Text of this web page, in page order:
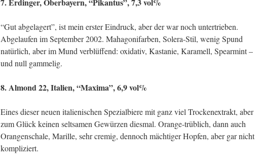
7. Erdinger, Oberbayern, “Pikantus”, 7,3 vol%
“Gut abgelagert”, ist mein erster Eindruck, aber der war noch untertrieben.
Abgelaufen im September 2002. Mahagonifarben, Solera-Stil, wenig Spund
natürlich, aber im Mund verblüffend: oxidativ, Kastanie, Karamell, Spearmint –
und null gammelig.
8. Almond 22, Italien, “Maxima”, 6,9 vol%
Eines dieser neuen italienischen Spezialbiere mit ganz viel Trockenextrakt, aber
zum Glück keinen seltsamen Gewürzen diesmal. Orange-trüblich, dann auch
Orangenschale, Marille, sehr cremig, dennoch mächtiger Hopfen, aber gar nicht
kompliziert.